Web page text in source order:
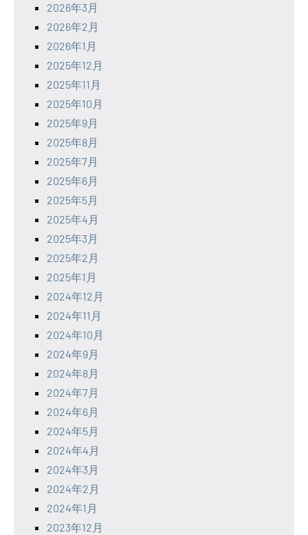
2026年3月
2026年2月
2026年1月
2025年12月
2025年11月
2025年10月
2025年9月
2025年8月
2025年7月
2025年6月
2025年5月
2025年4月
2025年3月
2025年2月
2025年1月
2024年12月
2024年11月
2024年10月
2024年9月
2024年8月
2024年7月
2024年6月
2024年5月
2024年4月
2024年3月
2024年2月
2024年1月
2023年12月